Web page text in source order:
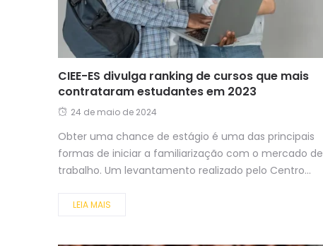
CIEE-ES divulga ranking de cursos que mais
contrataram estudantes em 2023
24 de maio de 2024
Obter uma chance de estágio é uma das principais
formas de iniciar a familiarização com o mercado de
trabalho. Um levantamento realizado pelo Centro...
LEIA MAIS